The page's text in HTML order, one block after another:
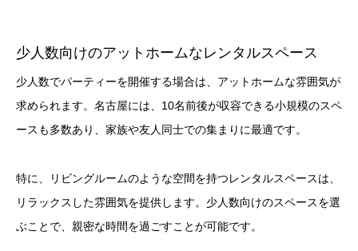
少人数向けのアットホームなレンタルスペース
少人数でパーティーを開催する場合は、アットホームな雰囲気が
求められます。名古屋には、10名前後が収容できる小規模のスペ
ースも多数あり、家族や友人同士での集まりに最適です。
特に、リビングルームのような空間を持つレンタルスペースは、
リラックスした雰囲気を提供します。少人数向けのスペースを選
ぶことで、親密な時間を過ごすことが可能です。